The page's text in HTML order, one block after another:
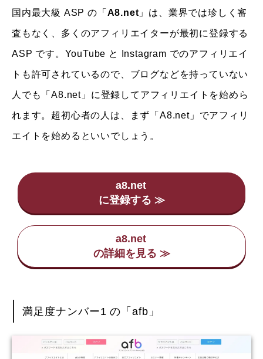
国内最大級 ASP の「 A8.net 」は、業界では珍しく審
査もなく、多くのアフィリエイターが最初に登録する
ASP です。YouTube と Instagram でのアフィリエイ
トも許可されているので、ブログなどを持っていない
人でも「A8.net」に登録してアフィリエイトを始めら
れます。超初心者の人は、まず「A8.net」でアフィリ
エイトを始めるといいでしょう。
a8.net
a8.net
満足度ナンバー1 の「afb」